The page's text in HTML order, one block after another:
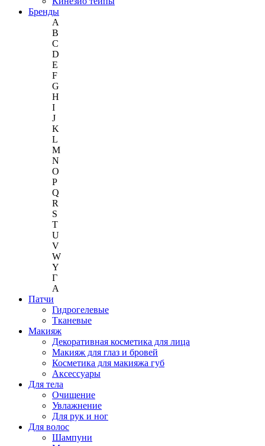
Бренды
A
B
C
D
E
F
G
H
I
J
K
L
M
N
O
P
Q
R
S
T
U
V
W
Y
Г
A
Патчи
Гидрогелевые
Тканевые
Макияж
Декоративная косметика для лица
Макияж для глаз и бровей
Косметика для макияжа губ
Аксессуары
Для тела
Очищение
Увлажнение
Для рук и ног
Для волос
Шампуни